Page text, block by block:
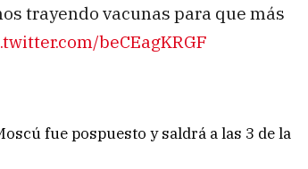
trayendo vacunas para que más
beCEagKRGF
fue pospuesto y saldrá a las 3 de la